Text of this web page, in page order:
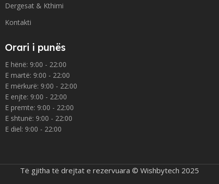
Dergesat & Kthimi
Kontakti
Orari i punës
E hënë: 9:00 - 22:00
E martë: 9:00 - 22:00
E mërkurë: 9:00 - 22:00
E enjte: 9:00 - 22:00
E premte: 9:00 - 22:00
E shtunë: 9:00 - 22:00
E diel: 9:00 - 22:00
Të gjitha të drejtat e rezervuara © Wishbytech 2025